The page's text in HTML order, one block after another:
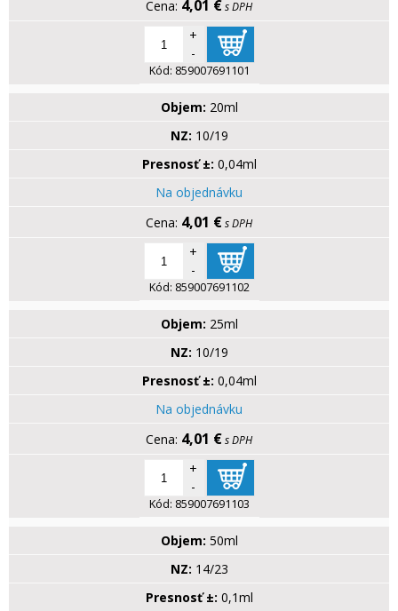
4,01 €s DPH
+
-
Kód: 859007691101
Objem: 20ml
NZ: 10/19
Presnosť ±: 0,04ml
Na objednávku
4,01 €s DPH
+
-
Kód: 859007691102
Objem: 25ml
NZ: 10/19
Presnosť ±: 0,04ml
Na objednávku
4,01 €s DPH
+
-
Kód: 859007691103
Objem: 50ml
NZ: 14/23
Presnosť ±: 0,1ml